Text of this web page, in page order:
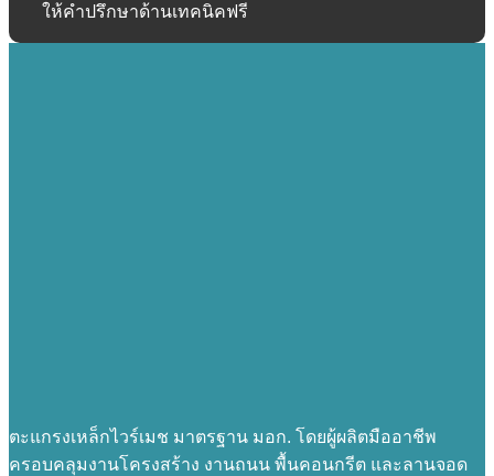
ให้คำปรึกษาด้านเทคนิคฟรี
ตะแกรงเหล็กไวร์เมช มาตรฐาน มอก. โดยผู้ผลิตมืออาชีพ
ครอบคลุมงานโครงสร้าง งานถนน พื้นคอนกรีต และลานจอด